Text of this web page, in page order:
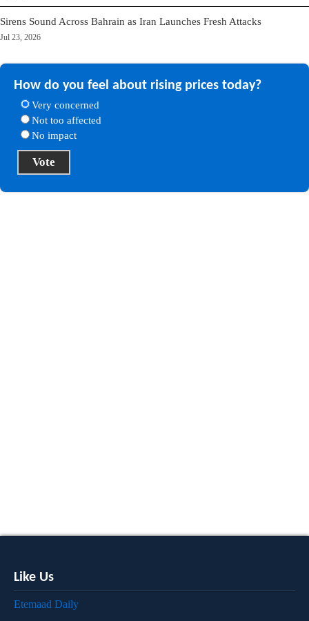
Sirens Sound Across Bahrain as Iran Launches Fresh Attacks
Jul 23, 2026
How do you feel about rising prices today?
Very concerned
Not too affected
No impact
Like Us
Etemaad Daily